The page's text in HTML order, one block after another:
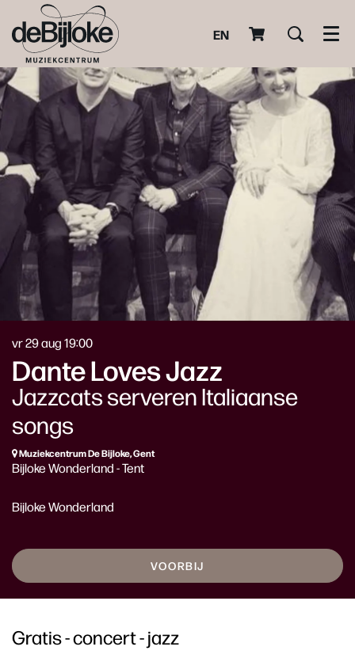
EN
Dante Loves Jazz
Jazzcats serveren Italiaanse
songs
vr 29 aug19:00
Muziekcentrum De Bijloke, Gent
Bijloke Wonderland - Tent
Bijloke Wonderland
VOORBIJ
Gratis - concert - jazz